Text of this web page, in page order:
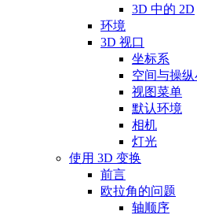
3D 中的 2D
环境
3D 视口
坐标系
空间与操
视图菜单
默认环境
相机
灯光
使用 3D 变换
前言
欧拉角的问题
轴顺序